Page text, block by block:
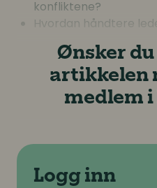
konfliktene?
Hvordan håndtere
Ønsker du
artikkelen
medlem i
Logg inn